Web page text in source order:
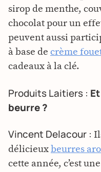
sirop de menthe,
chocolat pour un
peuvent aussi
à base de crème
cadeaux à la clé.
Produits Laitiers :
beurre ?
Vincent Delacour :
délicieux beurres
cette année, c’est